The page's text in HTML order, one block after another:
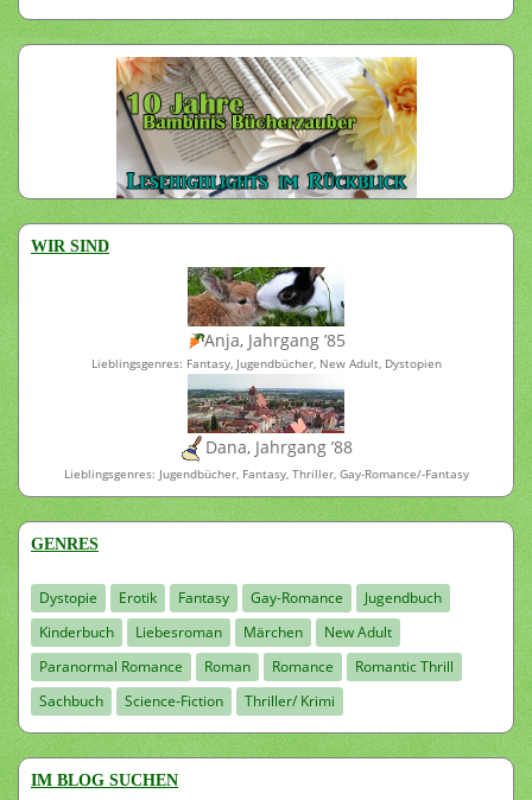
WIR SIND
Anja, Jahrgang ’85
Lieblingsgenres: Fantasy, Jugendbücher, New Adult, Dystopien
Dana, Jahrgang ’88
Lieblingsgenres: Jugendbücher, Fantasy, Thriller, Gay-Romance/-Fantasy
GENRES
Dystopie Erotik Fantasy Gay-Romance
Jugendbuch
Kinderbuch
Liebesroman Märchen
New Adult
Paranormal Romance
Roman Romance
Romantic Thrill
Sachbuch
Science-Fiction Thriller/ Krimi
IM BLOG SUCHEN